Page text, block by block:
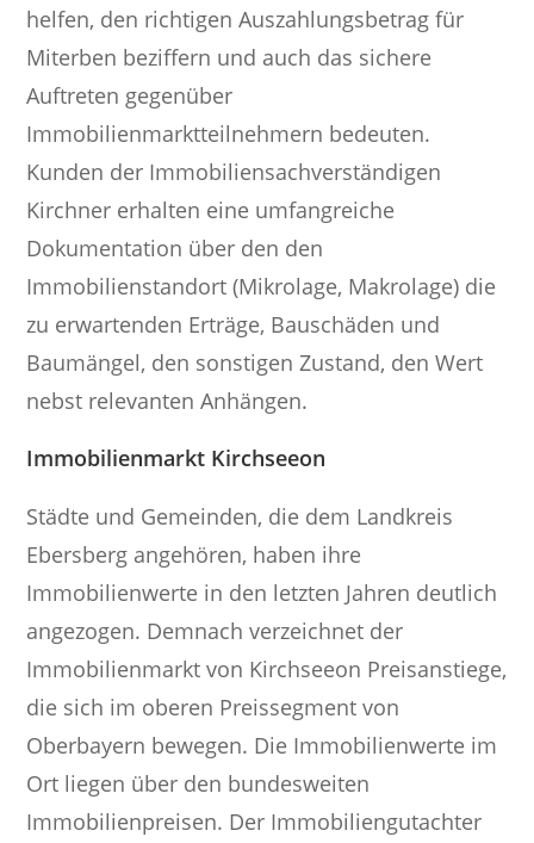
helfen, den richtigen Auszahlungsbetrag für
Miterben beziffern und auch das sichere
Auftreten gegenüber
Immobilienmarktteilnehmern bedeuten.
Kunden der Immobiliensachverständigen
Kirchner erhalten eine umfangreiche
Dokumentation über den den
Immobilienstandort (Mikrolage, Makrolage) die
zu erwartenden Erträge, Bauschäden und
Baumängel, den sonstigen Zustand, den Wert
nebst relevanten Anhängen.
Immobilienmarkt Kirchseeon
Städte und Gemeinden, die dem Landkreis
Ebersberg angehören, haben ihre
Immobilienwerte in den letzten Jahren deutlich
angezogen. Demnach verzeichnet der
Immobilienmarkt von Kirchseeon Preisanstiege,
die sich im oberen Preissegment von
Oberbayern bewegen. Die Immobilienwerte im
Ort liegen über den bundesweiten
Immobilienpreisen. Der Immobiliengutachter